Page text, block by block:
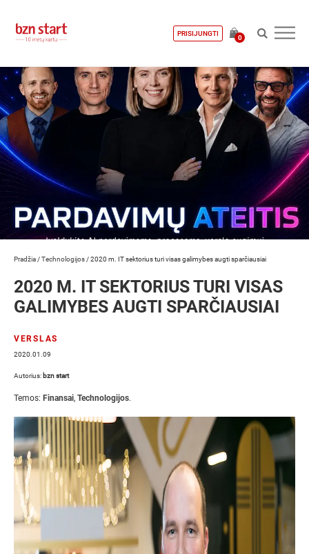
PRISIJUNGTI
0
Pradžia /Technologijos /2020 m. IT sektorius turi visas galimybes augti sparčiausiai
2020 M. IT SEKTORIUS TURI VISAS
GALIMYBES AUGTI SPARČIAUSIAI
VERSLAS
2020.01.09
Autorius: bzn start
Temos: Finansai, Technologijos.